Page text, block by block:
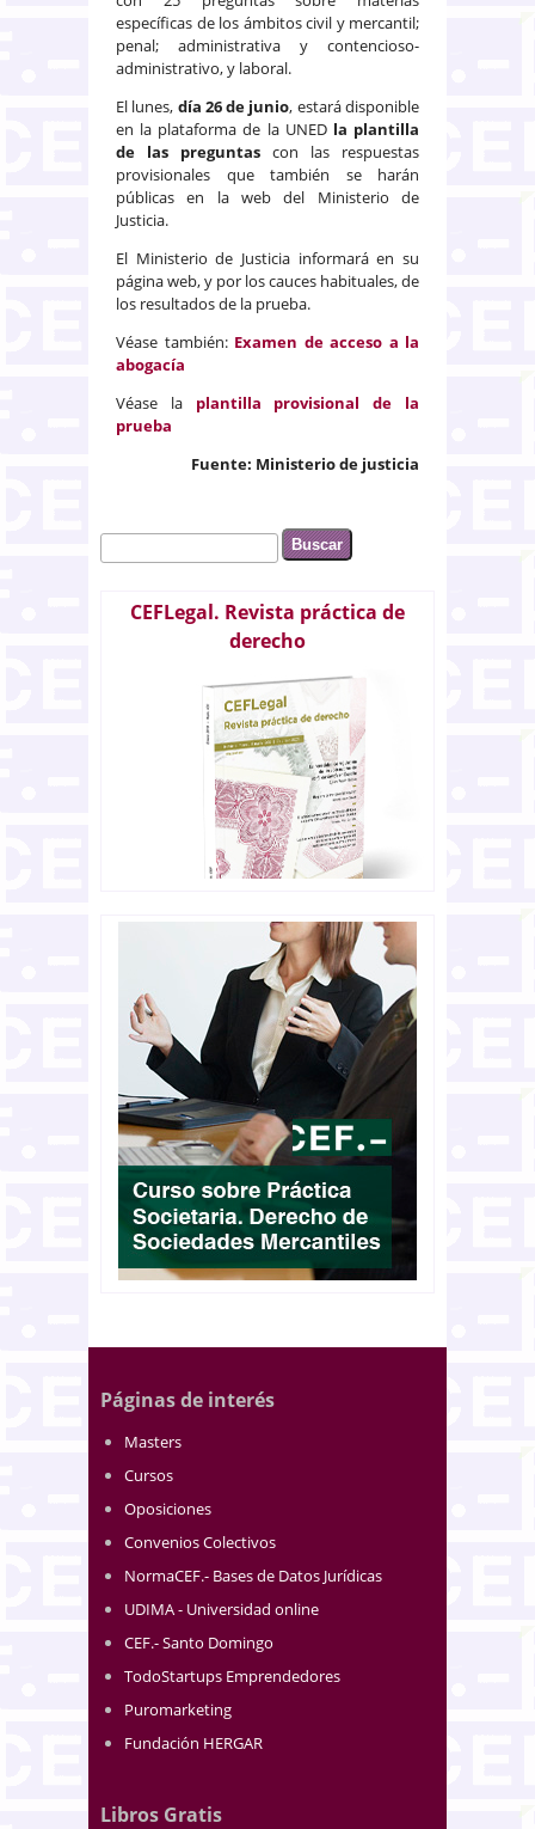
específicas de los ámbitos civil y mercantil;
penal; administrativa y contencioso-
administrativo, y laboral.
El lunes, día 26 de junio, estará disponible
en la plataforma de la UNED la plantilla
de las preguntas con las respuestas
provisionales que también se harán
públicas en la web del Ministerio de
Justicia.
El Ministerio de Justicia informará en su
página web, y por los cauces habituales, de
los resultados de la prueba.
Véase también: Examen de acceso a la
abogacía
Véase la plantilla provisional de la
prueba
Fuente: Ministerio de justicia
Formulario de búsqueda
Buscar
CEFLegal. Revista práctica de
derecho
Páginas de interés
Masters
Cursos
Oposiciones
Convenios Colectivos
NormaCEF.- Bases de Datos Jurídicas
UDIMA - Universidad online
CEF.- Santo Domingo
TodoStartups Emprendedores
Puromarketing
Fundación HERGAR
Libros Gratis